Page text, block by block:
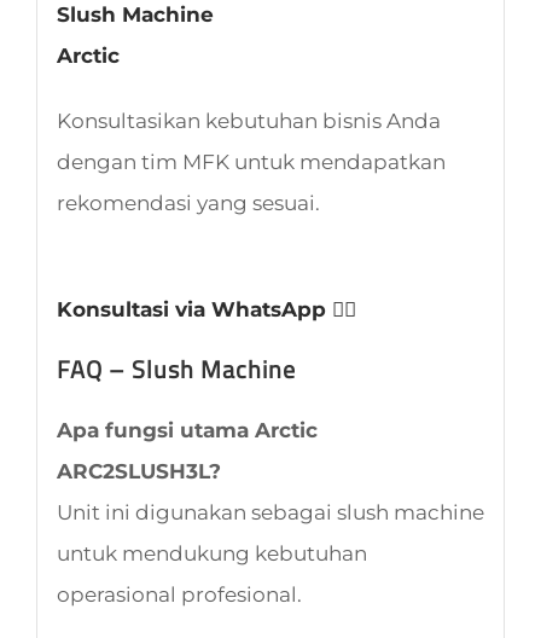
Slush Machine
Arctic
Konsultasikan kebutuhan bisnis Anda
dengan tim MFK untuk mendapatkan
rekomendasi yang sesuai.
Konsultasi via WhatsApp 👈🏻
FAQ – Slush Machine
Apa fungsi utama Arctic
ARC2SLUSH3L?
Unit ini digunakan sebagai slush machine
untuk mendukung kebutuhan
operasional profesional.